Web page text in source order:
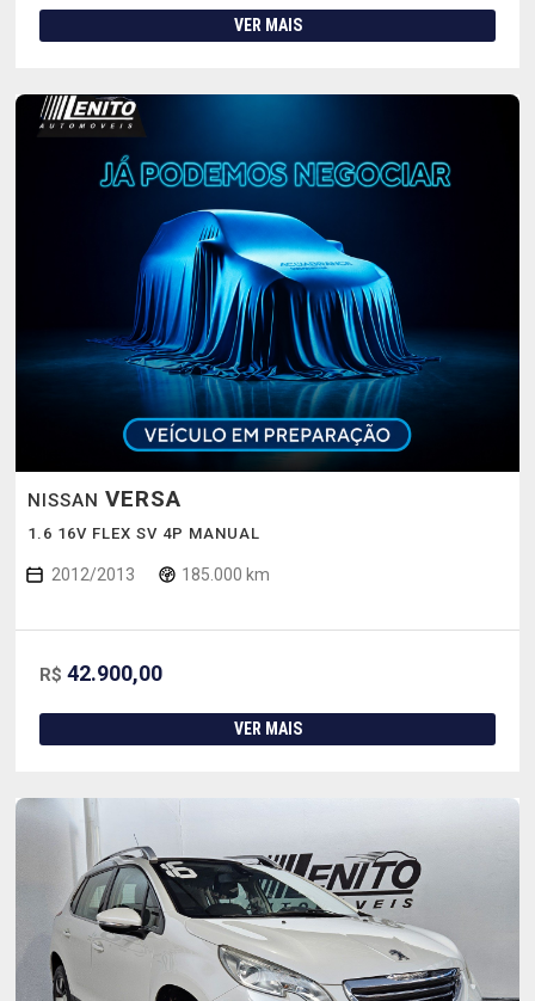
VER MAIS
NISSAN VERSA
1.6 16V FLEX SV 4P MANUAL
2012/2013 185.000 km
R$ 42.900,00
VER MAIS